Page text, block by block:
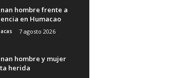
hombre frente a
en Humacao
7 agosto 2026
hombre y mujer
herida